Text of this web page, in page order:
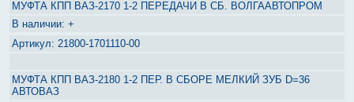
МУФТА КПП ВАЗ-2170 1-2 ПЕРЕДАЧИ В СБ. ВОЛГААВТОПРОМ
+
21800-1701110-00
МУФТА КПП ВАЗ-2180 1-2 ПЕР. В СБОРЕ МЕЛКИЙ ЗУБ D=36
АВТОВАЗ